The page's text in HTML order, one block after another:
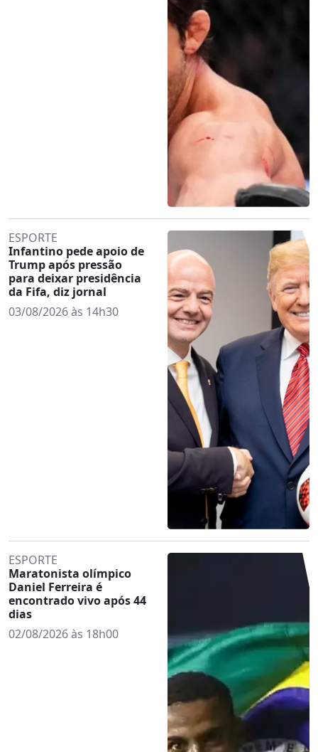
ESPORTE
Infantino pede apoio de
Trump após pressão
para deixar presidência
da Fifa, diz jornal
03/08/2026 às 14h30
ESPORTE
Maratonista olímpico
Daniel Ferreira é
encontrado vivo após 44
dias
02/08/2026 às 18h00